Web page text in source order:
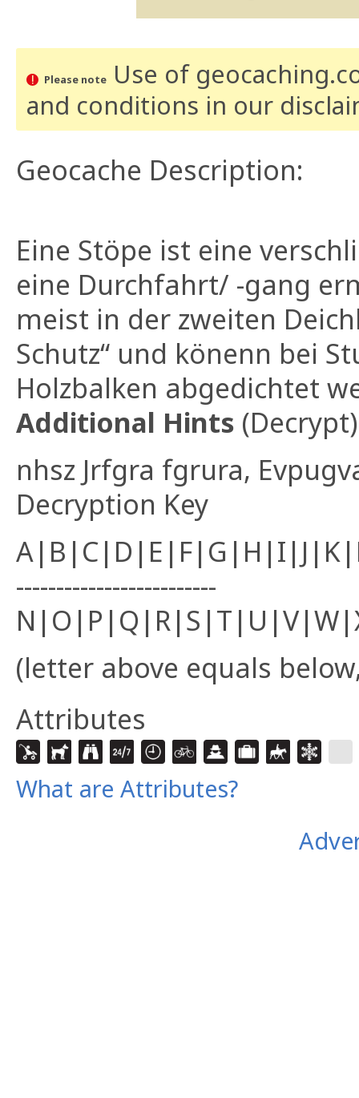
Please noteUse of
and conditions in our
Geocache Description:
Eine Stöpe ist eine
eine Durchfahrt/ -gang
meist in der zweiten
Schutz“ und könenn bei
Holzbalken abgedichtet
Additional Hints (Decrypt)
nhsz Jrfgra fgrura,
Decryption Key
-------------------------
(letter above equals
Attributes
What are Attributes?